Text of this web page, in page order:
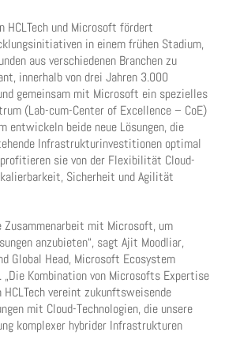
HCLTech und Microsoft fördert
in einem frühen Stadium,
aus verschiedenen Branchen zu
innerhalb von drei Jahren 3.000
gemeinsam mit Microsoft ein spezielles
(Lab-cum-Center of Excellence – CoE)
entwickeln beide neue Lösungen, die
Infrastrukturinvestitionen optimal
sie von der Flexibilität Cloud-
Sicherheit und Agilität
Zusammenarbeit mit Microsoft, um
anzubieten“, sagt Ajit Moodliar,
Global Head, Microsoft Ecosystem
„Die Kombination von Microsofts Expertise
HCLTech vereint zukunftsweisende
mit Cloud-Technologien, die unsere
komplexer hybrider Infrastrukturen